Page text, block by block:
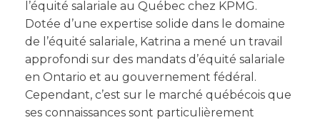
l’équité salariale au Québec chez KPMG.
Dotée d’une expertise solide dans le domaine
de l’équité salariale, Katrina a mené un travail
approfondi sur des mandats d’équité salariale
en Ontario et au gouvernement fédéral.
Cependant, c’est sur le marché québécois que
ses connaissances sont particulièrement